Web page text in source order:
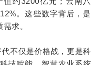
。这些数字背后，是
求。
不仅是价格战，更是科